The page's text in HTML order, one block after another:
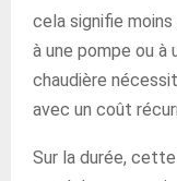
cela signifie moins
à une pompe ou à
chaudière
avec un coût
Sur la durée,